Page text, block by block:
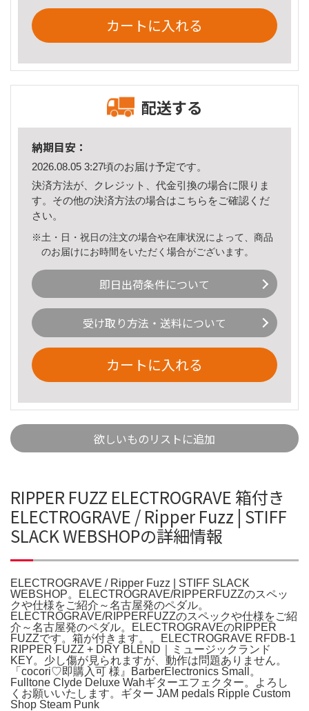
カートに入れる
配送する
納期目安：
2026.08.05 3:27頃のお届け予定です。
決済方法が、クレジット、代金引換の場合に限りま
す。その他の決済方法の場合はこちら をご確認くだ
さい。
※土・日・祝日の注文の場合や在庫状況によって、商品
のお届けにお時間をいただく場合がございます。
即日出荷条件について
受け取り方法・送料について
カートに入れる
欲しいものリストに追加
RIPPER FUZZ ELECTROGRAVE 箱付き
ELECTROGRAVE / Ripper Fuzz | STIFF
SLACK WEBSHOPの詳細情報
ELECTROGRAVE / Ripper Fuzz | STIFF SLACK
WEBSHOP。ELECTROGRAVE/RIPPERFUZZのスペッ
クや仕様をご紹介～名古屋発のペダル。
ELECTROGRAVE/RIPPERFUZZのスペックや仕様をご紹
介～名古屋発のペダル。ELECTROGRAVEのRIPPER
FUZZです。箱が付きます。。ELECTROGRAVE RFDB-1
RIPPER FUZZ + DRY BLEND｜ミュージックランド
KEY。少し傷が見られますが、動作は問題ありません。
「cocori♡即購入可 様』BarberElectronics Small。
Fulltone Clyde Deluxe Wahギターエフェクター。よろし
くお願いいたします。ギター JAM pedals Ripple Custom
Shop Steam Punk